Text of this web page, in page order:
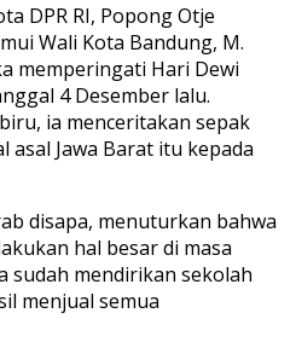
DPR RI, Popong Otje
Wali Kota Bandung, M.
memperingati Hari Dewi
4 Desember lalu.
ia menceritakan sepak
Jawa Barat itu kepada
disapa, menuturkan bahwa
hal besar di masa
sudah mendirikan sekolah
menjual semua